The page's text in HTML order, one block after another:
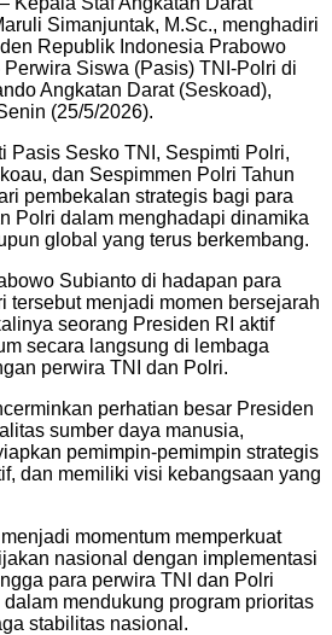
Simanjuntak, M.Sc., menghadiri
Republik Indonesia Prabowo
Siswa (Pasis) TNI-Polri di
Angkatan Darat (Seskoad),
(25/5/2026).
Pasis Sesko TNI, Sespimti Polri,
dan Sespimmen Polri Tahun
pembekalan strategis bagi para
Polri dalam menghadapi dinamika
global yang terus berkembang.
Subianto di hadapan para
tersebut menjadi momen bersejarah
seorang Presiden RI aktif
secara langsung di lembaga
perwira TNI dan Polri.
perhatian besar Presiden
sumber daya manusia,
pemimpin-pemimpin strategis
dan memiliki visi kebangsaan yang
momentum memperkuat
nasional dengan implementasi
para perwira TNI dan Polri
mendukung program prioritas
stabilitas nasional.